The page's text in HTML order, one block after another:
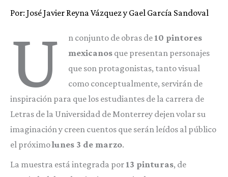
Por: José Javier Reyna Vázquez y Gael García Sandoval
U n conjunto de obras de 10 pintores
mexicanos que presentan personajes
que son protagonistas, tanto visual
como conceptualmente, servirán de
inspiración para que los estudiantes de la carrera de
Letras de la Universidad de Monterrey dejen volar su
imaginación y creen cuentos que serán leídos al público
el próximolunes 3 de marzo.
La muestra está integrada por 13 pinturas, de